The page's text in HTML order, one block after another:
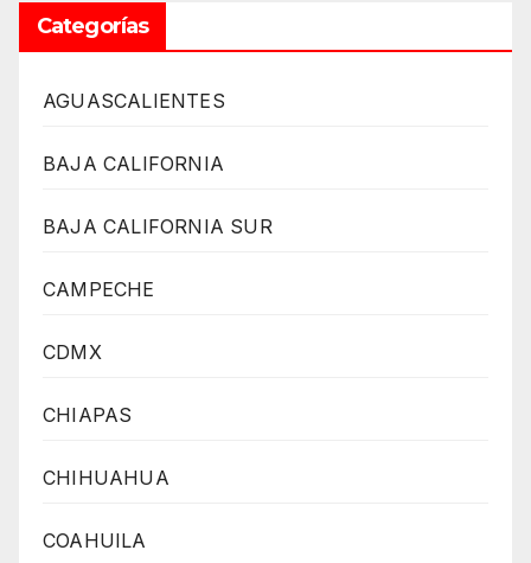
Categorías
AGUASCALIENTES
BAJA CALIFORNIA
BAJA CALIFORNIA SUR
CAMPECHE
CDMX
CHIAPAS
CHIHUAHUA
COAHUILA